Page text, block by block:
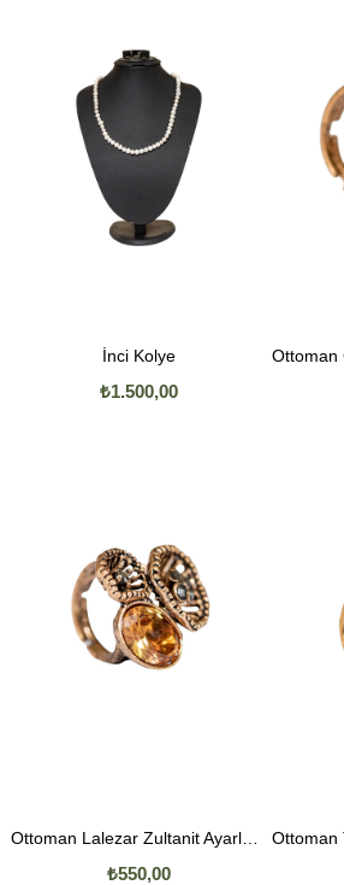
İnci Kolye
₺1.500,00
Ottoman Lalezar Zultanit Ayarlanabilir Yüzük
₺550,00